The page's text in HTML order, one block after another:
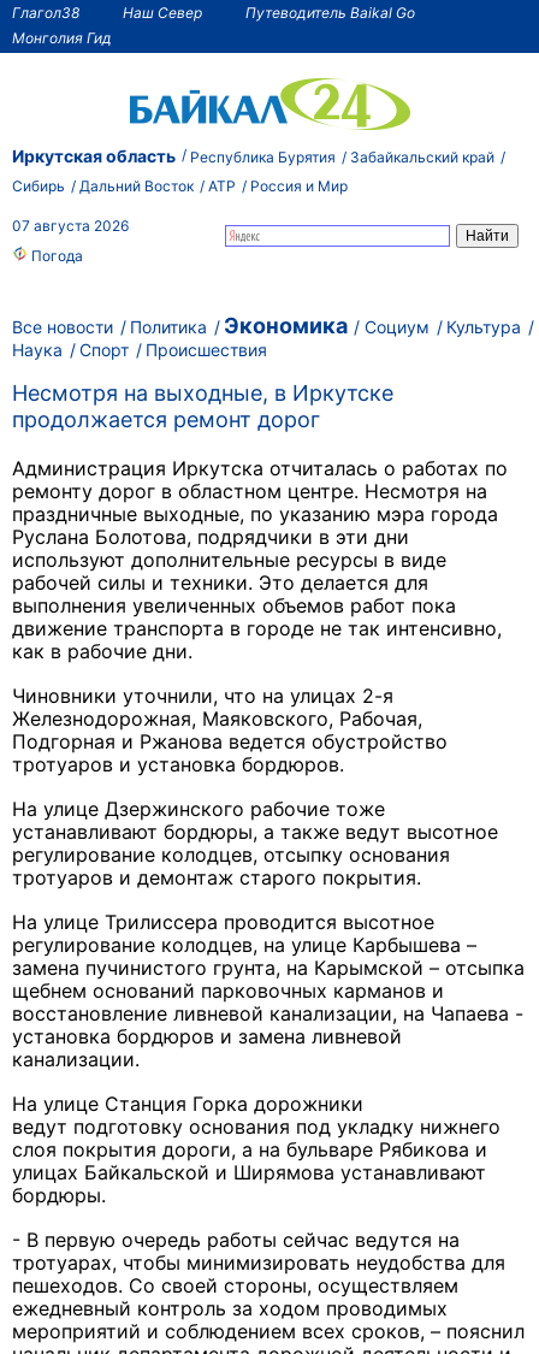
Глагол38 Наш Север
Путеводитель Baikal Go
Монголия Гид
Иркутская область Республика Бурятия
Забайкальский край
Сибирь
Дальний Восток АТР Россия и Мир
07 августа 2026
Погода
Все новости Политика Экономика Социум
Культура
Наука
Спорт Происшествия
Несмотря на выходные, в Иркутске
продолжается ремонт дорог
Администрация Иркутска отчиталась о работах по
ремонту дорог в областном центре. Несмотря на
праздничные выходные, по указанию мэра города
Руслана Болотова, подрядчики в эти дни
используют дополнительные ресурсы в виде
рабочей силы и техники. Это делается для
выполнения увеличенных объемов работ пока
движение транспорта в городе не так интенсивно,
как в рабочие дни.
Чиновники уточнили, что на улицах 2-я
Железнодорожная, Маяковского, Рабочая,
Подгорная и Ржанова ведется обустройство
тротуаров и установка бордюров.
На улице Дзержинского рабочие тоже
устанавливают бордюры, а также ведут высотное
регулирование колодцев, отсыпку основания
тротуаров и демонтаж старого покрытия.
На улице Трилиссера проводится высотное
регулирование колодцев, на улице Карбышева –
замена пучинистого грунта, на Карымской – отсыпка
щебнем оснований парковочных карманов и
восстановление ливневой канализации, на Чапаева -
установка бордюров и замена ливневой
канализации.
На улице Станция Горка дорожники
ведут подготовку основания под укладку нижнего
слоя покрытия дороги, а на бульваре Рябикова и
улицах Байкальской и Ширямова устанавливают
бордюры.
- В первую очередь работы сейчас ведутся на
тротуарах, чтобы минимизировать неудобства для
пешеходов. Со своей стороны, осуществляем
ежедневный контроль за ходом проводимых
мероприятий и соблюдением всех сроков, – пояснил